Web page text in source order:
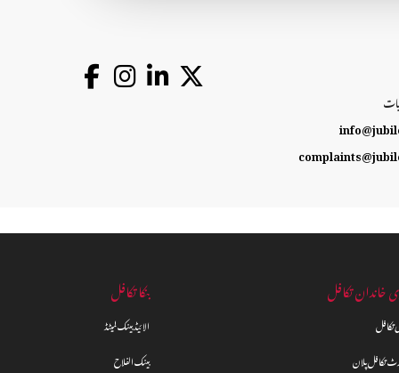
خاندان تکافل
تکافل
تکافل پلان
بنکا تکافل
الائیڈ بینک لمیٹڈ
بینک الفلاح